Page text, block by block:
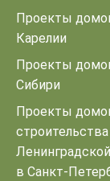
Проекты
Карелии
Проекты
Сибири
Проекты
в Санкт-